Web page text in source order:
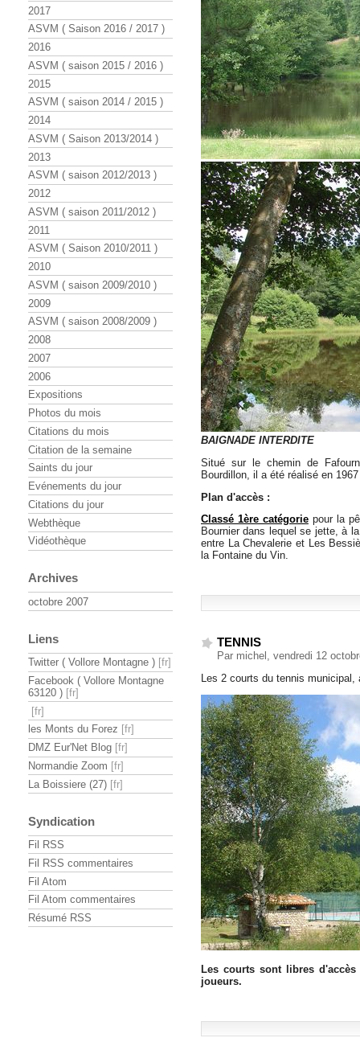
BAIGNADE INTERDITE
Situé sur le chemin de
Bourdillon, il a été réalisé en
Plan d'accès :
Classé 1ère catégoriepour la
Bournier dans lequel se jette, à
entre La Chevalerie et Les
la Fontaine du Vin.
TENNIS
Par michel, vendredi 12
Les 2 courts du tennis municipal,
Les courts sont libres
joueurs.
2017
ASVM ( Saison 2016 / 2017 )
2016
ASVM ( saison 2015 / 2016 )
2015
ASVM ( saison 2014 / 2015 )
2014
ASVM ( Saison 2013/2014 )
2013
ASVM ( saison 2012/2013 )
2012
ASVM ( saison 2011/2012 )
2011
ASVM ( Saison 2010/2011 )
2010
ASVM ( saison 2009/2010 )
2009
ASVM ( saison 2008/2009 )
2008
2007
2006
Expositions
Photos du mois
Citations du mois
Citation de la semaine
Saints du jour
Evénements du jour
Citations du jour
Webthèque
Vidéothèque
Archives
octobre 2007
Liens
Twitter ( Vollore Montagne )
Facebook ( Vollore Montagne
63120 )
les Monts du Forez
DMZ Eur'Net Blog
Normandie Zoom
La Boissiere (27)
Syndication
Fil RSS
Fil RSS commentaires
Fil Atom
Fil Atom commentaires
Résumé RSS